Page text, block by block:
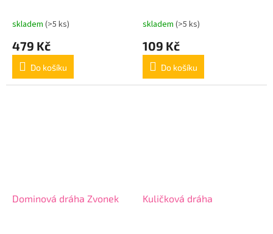
skladem (>5 ks)
479 Kč
Do košíku
skladem (>5 ks)
109 Kč
Do košíku
Dominová dráha Zvonek Kuličková dráha